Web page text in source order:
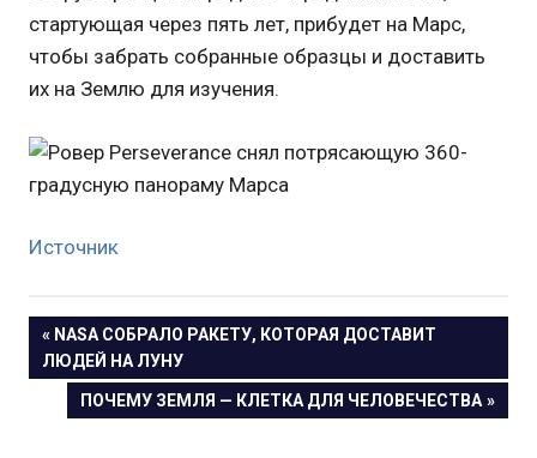
стартующая через пять лет, прибудет на Марс,
чтобы забрать собранные образцы и доставить
их на Землю для изучения.
Источник
Навигация
по
записям
ПРЕДЫДУЩАЯ
ЗАПИСЬ:
NASA СОБРАЛО РАКЕТУ, КОТОРАЯ ДОСТАВИТ
ЛЮДЕЙ НА ЛУНУ
СЛЕДУЮЩАЯ
ПОЧЕМУ ЗЕМЛЯ — КЛЕТКА ДЛЯ ЧЕЛОВЕЧЕСТВА